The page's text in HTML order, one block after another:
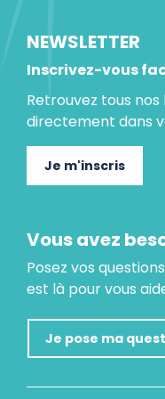
NEWSLETTER
Inscrivez-vous
Retrouvez tous nos
directement dans
Je m'inscris
Vous avez
Posez vos
est là pour vous
Je pose ma